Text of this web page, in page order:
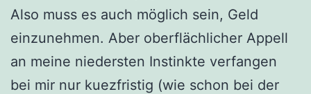
Also muss es auch möglich sein, Geld
einzunehmen. Aber oberflächlicher Appell
an meine niedersten Instinkte verfangen
bei mir nur kuezfristig (wie schon bei der